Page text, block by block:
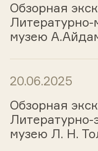
Обзорная
музею
20.06.2025
Обзорная
Литературно-
музею Л. Н.